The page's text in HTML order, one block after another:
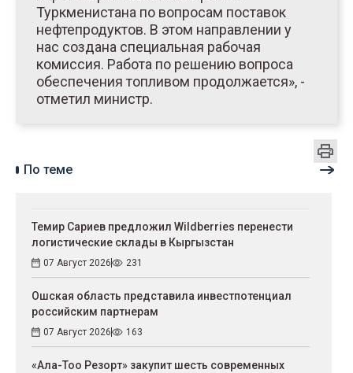
Туркменистана по вопросам поставок
нефтепродуктов. В этом направлении у
нас создана специальная рабочая
комиссия. Работа по решению вопроса
обеспечения топливом продолжается», -
отметил министр.
По теме
Темир Сариев предложил Wildberries перенести
логистические склады в Кыргызстан
07 Август 2026 231
Ошская область представила инвестпотенциал
российским партнерам
07 Август 2026 163
«Ала-Тоо Резорт» закупит шесть современных